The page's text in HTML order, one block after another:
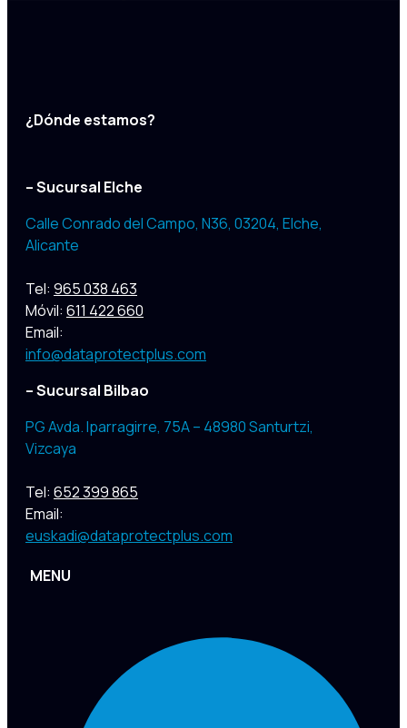
¿Dónde estamos?
– Sucursal Elche
Calle Conrado del Campo, N36, 03204, Elche,
Alicante
Tel: 965 038 463
Móvil: 611 422 660
Email:
info@dataprotectplus.com
– Sucursal Bilbao
PG Avda. Iparragirre, 75A – 48980 Santurtzi,
Vizcaya
Tel: 652 399 865
Email:
euskadi@dataprotectplus.com
MENU